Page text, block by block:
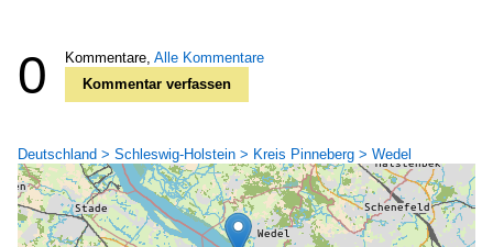
0 Kommentare, Alle Kommentare
Kommentar verfassen
Deutschland > Schleswig-Holstein > Kreis Pinneberg > Wedel